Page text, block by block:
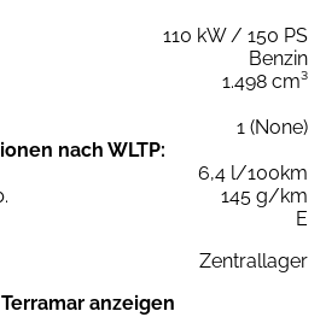
110 kW / 150 PS
Benzin
1.498 cm³
1 (None)
nach WLTP:
6,4 l/100km
145 g/km
E
Zentrallager
anzeigen